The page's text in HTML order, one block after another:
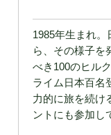
1985年生まれ
ら、その様子を
べき100のヒル
ライム日本百名
力的に旅を続け
ントにも参加し